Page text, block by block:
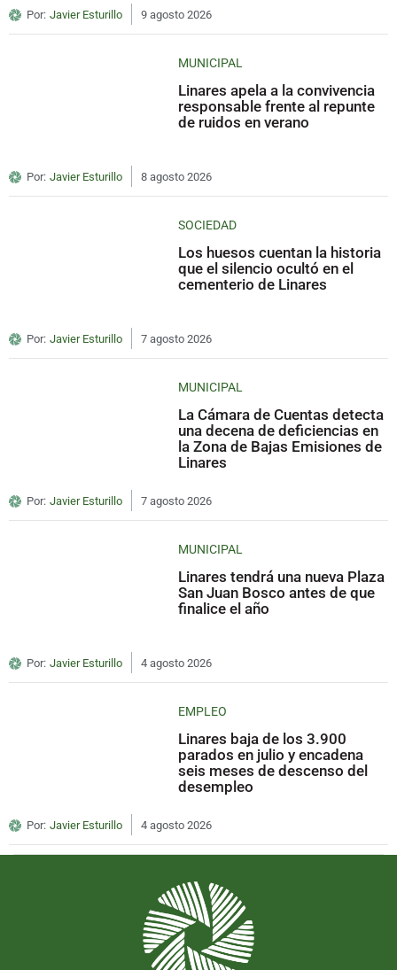
Por: Javier Esturillo 9 agosto 2026
MUNICIPAL
Linares apela a la convivencia
responsable frente al repunte
de ruidos en verano
Por: Javier Esturillo 8 agosto 2026
SOCIEDAD
Los huesos cuentan la historia
que el silencio ocultó en el
cementerio de Linares
Por: Javier Esturillo 7 agosto 2026
MUNICIPAL
La Cámara de Cuentas detecta
una decena de deficiencias en
la Zona de Bajas Emisiones de
Linares
Por: Javier Esturillo 7 agosto 2026
MUNICIPAL
Linares tendrá una nueva Plaza
San Juan Bosco antes de que
finalice el año
Por: Javier Esturillo 4 agosto 2026
EMPLEO
Linares baja de los 3.900
parados en julio y encadena
seis meses de descenso del
desempleo
Por: Javier Esturillo 4 agosto 2026